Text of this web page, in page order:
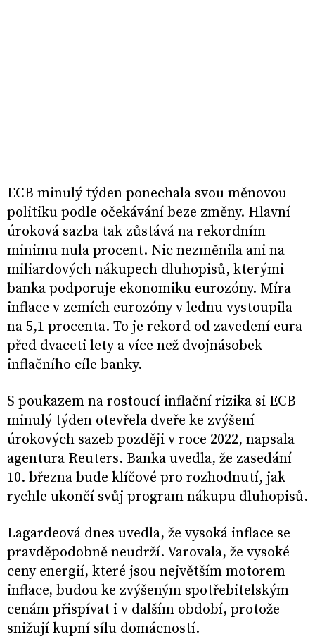
ECB minulý týden ponechala svou měnovou
politiku podle očekávání beze změny. Hlavní
úroková sazba tak zůstává na rekordním
minimu nula procent. Nic nezměnila ani na
miliardových nákupech dluhopisů, kterými
banka podporuje ekonomiku eurozóny. Míra
inflace v zemích eurozóny v lednu vystoupila
na 5,1 procenta. To je rekord od zavedení eura
před dvaceti lety a více než dvojnásobek
inflačního cíle banky.
S poukazem na rostoucí inflační rizika si ECB
minulý týden otevřela dveře ke zvýšení
úrokových sazeb později v roce 2022, napsala
agentura Reuters. Banka uvedla, že zasedání
10. března bude klíčové pro rozhodnutí, jak
rychle ukončí svůj program nákupu dluhopisů.
Lagardeová dnes uvedla, že vysoká inflace se
pravděpodobně neudrží. Varovala, že vysoké
ceny energií, které jsou největším motorem
inflace, budou ke zvýšeným spotřebitelským
cenám přispívat i v dalším období, protože
snižují kupní sílu domácností.